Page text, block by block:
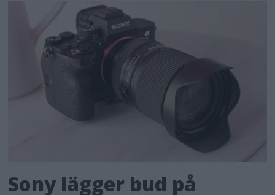
The image stabilisation features
Dynamic Active Mode[14], enabling
smooth and stable video expression
even when handheld. Users can enjoy
high-quality video recording in a wide
range of scenes, from vlogs and
family memories.
Sony lägger bud på